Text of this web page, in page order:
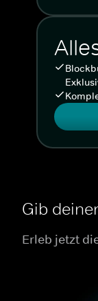
Gib
Erleb jetzt